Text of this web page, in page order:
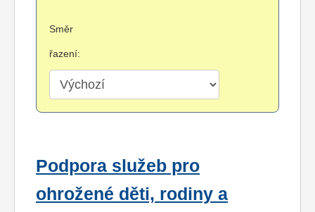
Směr
řazení:
Podpora služeb pro
ohrožené děti, rodiny a